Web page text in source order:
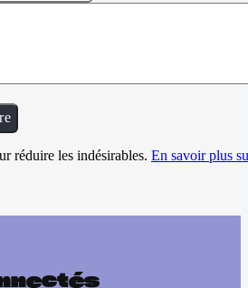
réduire les indésirables. En savoir plus